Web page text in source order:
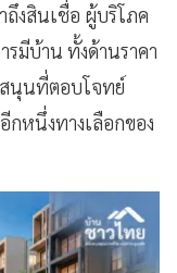
ถึงสินเชื่อ ผู้บริโภค
รมีบ้าน ทั้งด้านราคา
สนุนที่ตอบโจทย์
กหนึ่งทางเลือกของ